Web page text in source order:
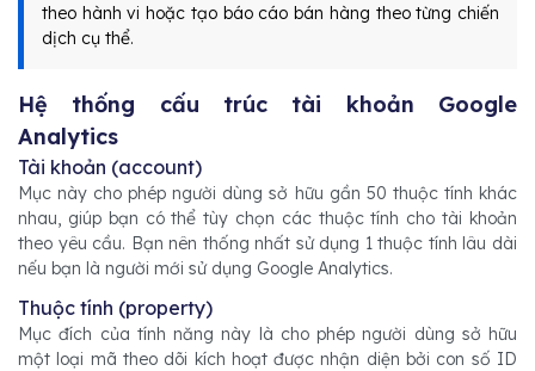
theo hành vi hoặc tạo báo cáo bán hàng theo từng chiến
dịch cụ thể.
Hệ thống cấu trúc tài khoản Google
Analytics
Tài khoản (account)
Mục này cho phép người dùng sở hữu gần 50 thuộc tính khác
nhau, giúp bạn có thể tùy chọn các thuộc tính cho tài khoản
theo yêu cầu. Bạn nên thống nhất sử dụng 1 thuộc tính lâu dài
nếu bạn là người mới sử dụng Google Analytics.
Thuộc tính (property)
Mục đích của tính năng này là cho phép người dùng sở hữu
một loại mã theo dõi kích hoạt được nhận diện bởi con số ID